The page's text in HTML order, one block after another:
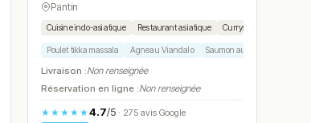
Grillades méditerranéennes Salades composées
Pantin
Cuisine indo-asiatique Restaurant asiatique Currys
Poulet tikka massala Agneau Viandalo Saumon aubergine
Livraison :Non renseignée
Réservation en ligne :Non renseignée
★★★★★4.7/5 · 275 avis Google